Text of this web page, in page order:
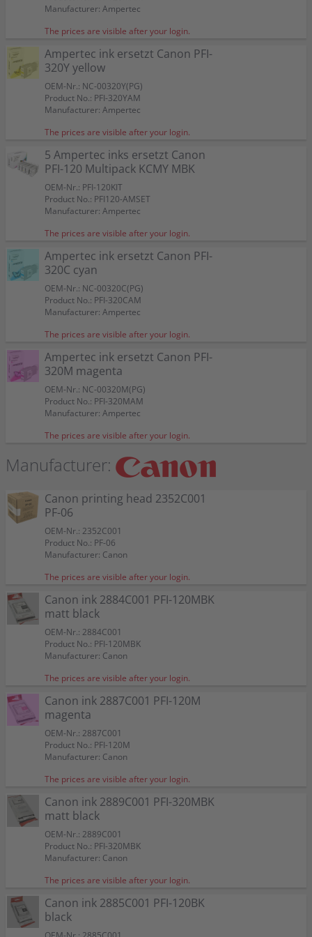
Manufacturer: Ampertec
The prices are visible after your login.
Ampertec ink ersetzt Canon PFI-
320Y yellow
OEM-Nr.: NC-00320Y(PG)
Product No.: PFI-320YAM
Manufacturer: Ampertec
The prices are visible after your login.
5 Ampertec inks ersetzt Canon
PFI-120 Multipack KCMY MBK
OEM-Nr.: PFI-120KIT
Product No.: PFI120-AMSET
Manufacturer: Ampertec
The prices are visible after your login.
Ampertec ink ersetzt Canon PFI-
320C cyan
OEM-Nr.: NC-00320C(PG)
Product No.: PFI-320CAM
Manufacturer: Ampertec
The prices are visible after your login.
Ampertec ink ersetzt Canon PFI-
320M magenta
OEM-Nr.: NC-00320M(PG)
Product No.: PFI-320MAM
Manufacturer: Ampertec
The prices are visible after your login.
Manufacturer:
Canon printing head 2352C001
PF-06
OEM-Nr.: 2352C001
Product No.: PF-06
Manufacturer: Canon
The prices are visible after your login.
Canon ink 2884C001 PFI-120MBK
matt black
OEM-Nr.: 2884C001
Product No.: PFI-120MBK
Manufacturer: Canon
The prices are visible after your login.
Canon ink 2887C001 PFI-120M
magenta
OEM-Nr.: 2887C001
Product No.: PFI-120M
Manufacturer: Canon
The prices are visible after your login.
Canon ink 2889C001 PFI-320MBK
matt black
OEM-Nr.: 2889C001
Product No.: PFI-320MBK
Manufacturer: Canon
The prices are visible after your login.
Canon ink 2885C001 PFI-120BK
black